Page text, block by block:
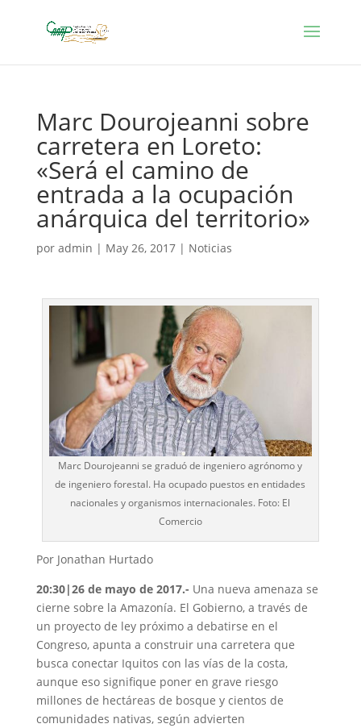
Marc Dourojeanni sobre
carretera en Loreto:
«Será el camino de
entrada a la ocupación
anárquica del territorio»
por admin | May 26, 2017| Noticias
Marc Dourojeanni se graduó de ingeniero agrónomo y
de ingeniero forestal. Ha ocupado puestos en entidades
nacionales y organismos internacionales. Foto: El
Comercio
Por Jonathan Hurtado
20:30|26 de mayo de 2017.- Una nueva amenaza se
cierne sobre la Amazonía. El Gobierno, a través de
un proyecto de ley próximo a debatirse en el
Congreso, apunta a construir una carretera que
busca conectar Iquitos con las vías de la costa,
aunque eso signifique poner en grave riesgo
millones de hectáreas de bosque y cientos de
comunidades nativas, según advierten